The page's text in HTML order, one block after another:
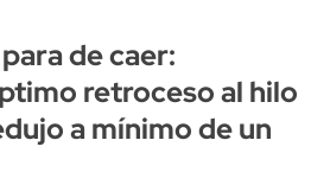
de caer:
retroceso al hilo
a mínimo de un